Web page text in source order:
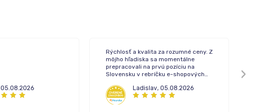
05.08.2026
Rýchlosť a kvalita za rozumné ceny. Z
môjho hľadiska sa momentálne
prepracovali na prvú pozíciu na
Slovensku v rebríčku e-shopových
Ladislav, 05.08.2026